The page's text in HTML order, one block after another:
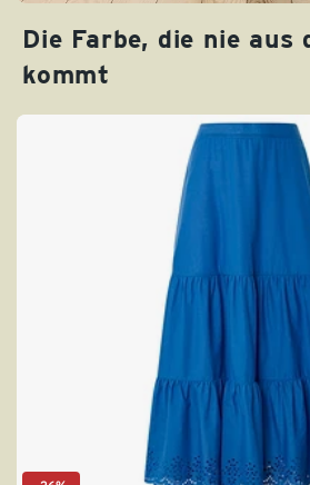
Die Farbe, die nie aus
kommt